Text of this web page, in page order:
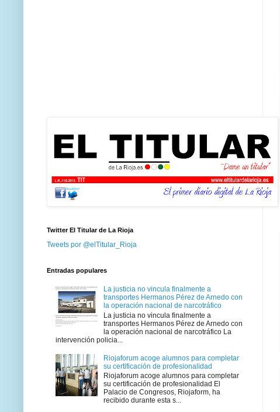
Twitter El Titular de La Rioja
Tweets por @elTitular_Rioja
Entradas populares
La justicia no vincula finalmente a
transportes Hermanos Pérez de Arnedo con
la operación nacional de narcotráfico
La justicia no vincula finalmente a
transportes Hermanos Pérez de Arnedo con
la operación nacional de narcotráfico La
intervención policia...
Riojaforum acoge alumnos para completar
su certificación de profesionalidad
Riojaforum acoge alumnos para completar
su certificación de profesionalidad El
Palacio de Congresos, Riojaform, ha
recibido durante esta s...